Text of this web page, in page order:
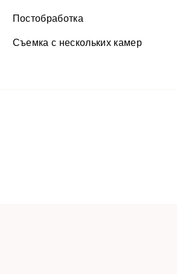
Постобработка
Съемка с нескольких камер